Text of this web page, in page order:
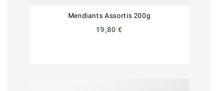
Mendiants Assortis 200g
19,80 €